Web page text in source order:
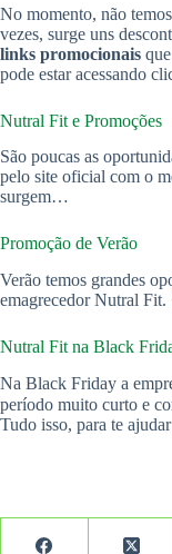
No momento, não
vezes, surge uns
links promocionais que
pode estar acessando
Nutral Fit e Promoções
São poucas as
pelo site oficial com o
surgem…
Promoção de Verão
Verão temos grandes
emagrecedor Nutral Fit.
Nutral Fit na Black
Na Black Friday a
período muito curto e
Tudo isso, para te